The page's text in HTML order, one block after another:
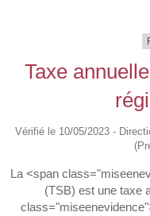
Taxe
Vérifié le 10/05/2023 -
La <span
(TSB) est une taxe